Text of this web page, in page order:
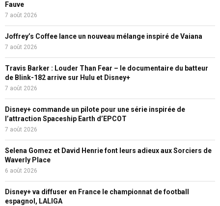
Fauve
7 août 2026
Joffrey’s Coffee lance un nouveau mélange inspiré de Vaiana
7 août 2026
Travis Barker : Louder Than Fear – le documentaire du batteur
de Blink-182 arrive sur Hulu et Disney+
7 août 2026
Disney+ commande un pilote pour une série inspirée de
l’attraction Spaceship Earth d’EPCOT
7 août 2026
Selena Gomez et David Henrie font leurs adieux aux Sorciers de
Waverly Place
6 août 2026
Disney+ va diffuser en France le championnat de football
espagnol, LALIGA